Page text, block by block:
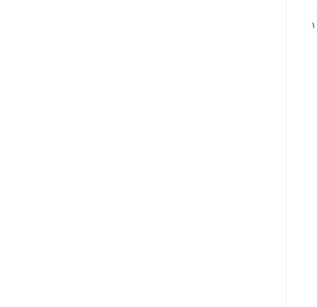
أوقات العمل من السبت إلى الخميس من الساعة ٩ صباحا إلى الساعة ١٢:٣٠ بعد منتصف الليل، الجمعة من ١